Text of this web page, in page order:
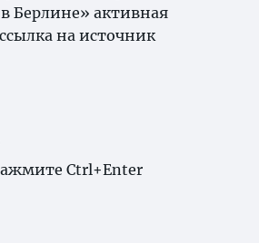
Берлине» активная
на источник
Ctrl+Enter